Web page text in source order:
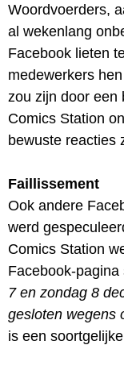
Woordvoerders,
al wekenlang
Facebook lieten
medewerkers
zou zijn door een
Comics Station
bewuste reacties
Faillissement
Ook andere
werd
Comics Station
Facebook-
7 en zondag 8
gesloten wegens
is een